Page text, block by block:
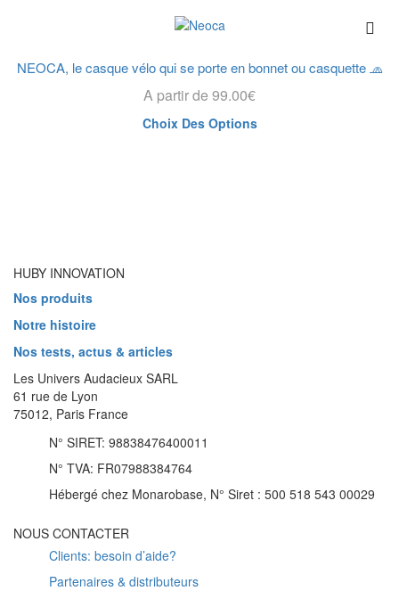
19.90€.
NEOCA, le casque vélo qui se porte en bonnet ou casquette 🧢
A partir de 99.00€
Choix Des OptionsCe
HUBY INNOVATION
Nos produits
Notre histoire
Nos tests, actus & articles
Les Univers Audacieux SARL
61 rue de Lyon
75012, Paris France
N° SIRET: 98838476400011
N° TVA: FR07988384764
Hébergé chez Monarobase, N° Siret : 500 518 543 00029
NOUS CONTACTER
Clients: besoin d’aide?
Partenaires & distributeurs